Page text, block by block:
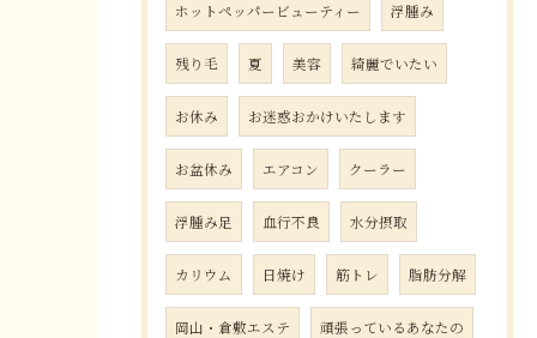
ホットペッパービューティー 浮腫み
残り毛 夏 美容 綺麗でいたい
お休み お迷惑おかけいたします
お盆休み エアコン クーラー
浮腫み足 血行不良 水分摂取
カリウム 日焼け 筋トレ 脂肪分解
岡山・倉敷エステ 頑張っているあなたの